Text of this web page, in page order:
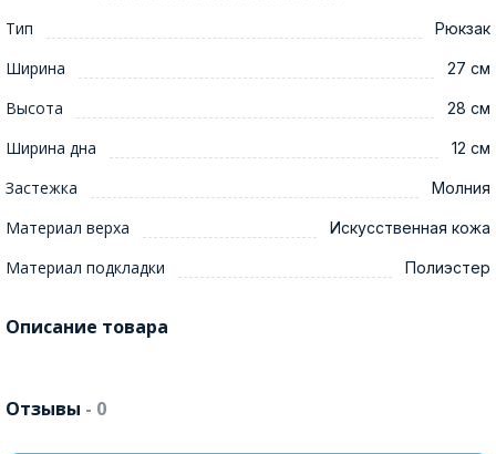
Тип Рюкзак
Ширина 27 см
Высота 28 см
Ширина дна 12 см
Застежка Молния
Материал верха Искусственная кожа
Материал подкладки Полиэстер
Описание товара
Отзывы - 0